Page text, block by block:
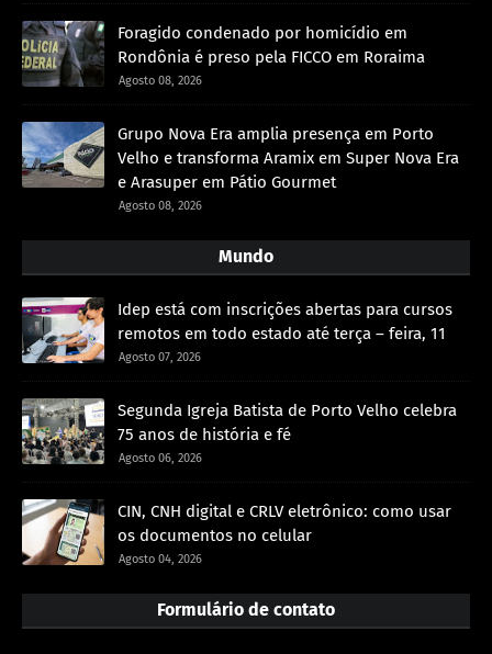
Foragido condenado por homicídio em
Rondônia é preso pela FICCO em Roraima
Agosto 08, 2026
Grupo Nova Era amplia presença em Porto
Velho e transforma Aramix em Super Nova Era
e Arasuper em Pátio Gourmet
Agosto 08, 2026
Mundo
Idep está com inscrições abertas para cursos
remotos em todo estado até terça – feira, 11
Agosto 07, 2026
Segunda Igreja Batista de Porto Velho celebra
75 anos de história e fé
Agosto 06, 2026
CIN, CNH digital e CRLV eletrônico: como usar
os documentos no celular
Agosto 04, 2026
Formulário de contato